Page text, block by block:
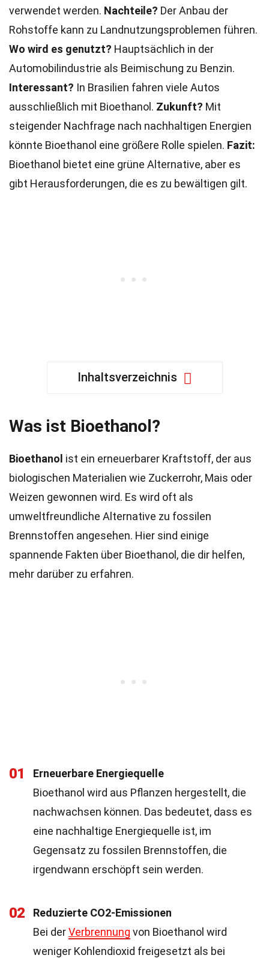
verwendet werden. Nachteile? Der Anbau der
Rohstoffe kann zu Landnutzungsproblemen führen.
Wo wird es genutzt? Hauptsächlich in der
Automobilindustrie als Beimischung zu Benzin.
Interessant? In Brasilien fahren viele Autos
ausschließlich mit Bioethanol. Zukunft? Mit
steigender Nachfrage nach nachhaltigen Energien
könnte Bioethanol eine größere Rolle spielen. Fazit:
Bioethanol bietet eine grüne Alternative, aber es
gibt Herausforderungen, die es zu bewältigen gilt.
Inhaltsverzeichnis
Was ist Bioethanol?
Bioethanol ist ein erneuerbarer Kraftstoff, der aus
biologischen Materialien wie Zuckerrohr, Mais oder
Weizen gewonnen wird. Es wird oft als
umweltfreundliche Alternative zu fossilen
Brennstoffen angesehen. Hier sind einige
spannende Fakten über Bioethanol, die dir helfen,
mehr darüber zu erfahren.
01
Erneuerbare Energiequelle
Bioethanol wird aus Pflanzen hergestellt, die
nachwachsen können. Das bedeutet, dass es
eine nachhaltige Energiequelle ist, im
Gegensatz zu fossilen Brennstoffen, die
irgendwann erschöpft sein werden.
02
Reduzierte CO2-Emissionen
Bei derVerbrennung von Bioethanol wird
weniger Kohlendioxid freigesetzt als bei